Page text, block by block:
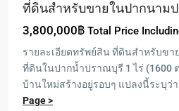
ที่ดินสำหรับขายในปากนาม
3,800,000฿ Total Price
รายละเอียดทรัพย์สิน ที่ดินสำหรับข
ที่ดินในปากน้ำปราณบุรี 1 ไร่ (1600
บ้านใหม่สร้างอยู่รอบๆ แปลงนี้ระบุว่
Page >